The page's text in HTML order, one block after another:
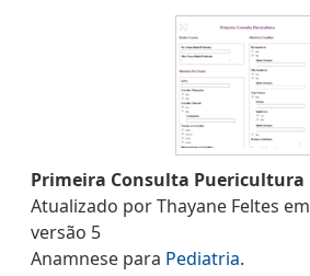
Primeira Consulta Puericultura
Atualizado porThayane Feltes em
versão 5
Anamnese para Pediatria.